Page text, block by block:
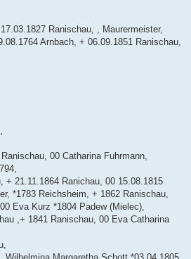
Ranischau, , Maurermeister,
Arnbach, + 06.09.1851 Ranischau,
00 Catharina Fuhrmann,
+ 21.11.1864 Ranichau, 00 15.08.1815
*1783 Reichsheim, + 1862 Ranischau,
Eva Kurz *1804 Padew (Mielec),
,+ 1841 Ranischau, 00 Eva Catharina